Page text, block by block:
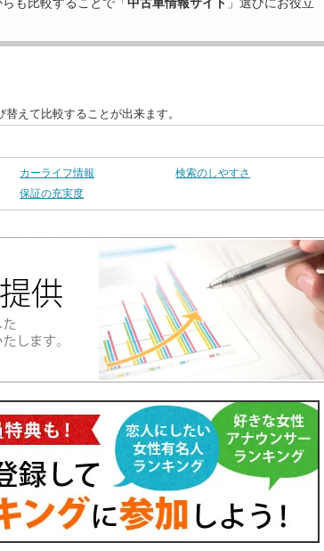
えて比較することが出来ます。
カーライフ情報
検索のしやすさ
保証の充実度